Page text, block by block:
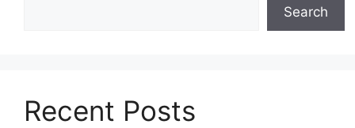
Search
Recent Posts